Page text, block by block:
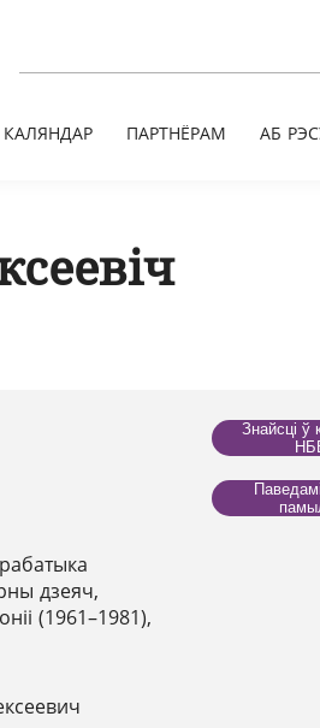
КАЛЯНДАР ПАРТНЁРАМ АБ
дзеяч,
(1961–1981),
Знайсці ў